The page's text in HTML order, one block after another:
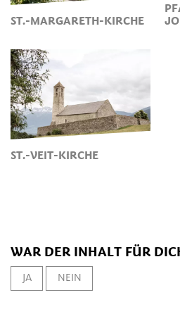
ST.-MARGARETH-KIRCHE
ST.-VEIT-KIRCHE
WAR DER INHALT FÜR
JA NEIN